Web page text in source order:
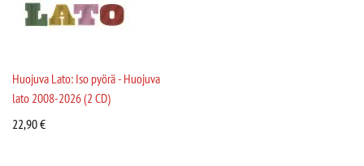
Huojuva Lato: Iso pyörä - Huojuva
lato 2008-2026 (2 CD)
22,90€